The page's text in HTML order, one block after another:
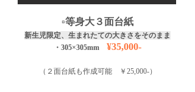
​▫️等身大３面台紙
​新生児限定、生まれたての大きさをそのまま
・305×305mm ¥35,000-
（２面台紙も作成可能 ￥25,000-）